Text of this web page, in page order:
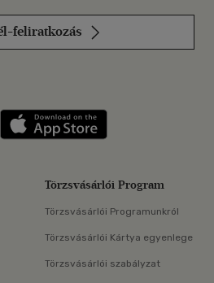
feliratkozás
on
Instagramon
a LinkedInen
applikáció Szerezd meg: Google
Törzsvásárlói Program
Törzsvásárlói Programunkról
Törzsvásárlói Kártya egyenlege
Törzsvásárlói szabályzat